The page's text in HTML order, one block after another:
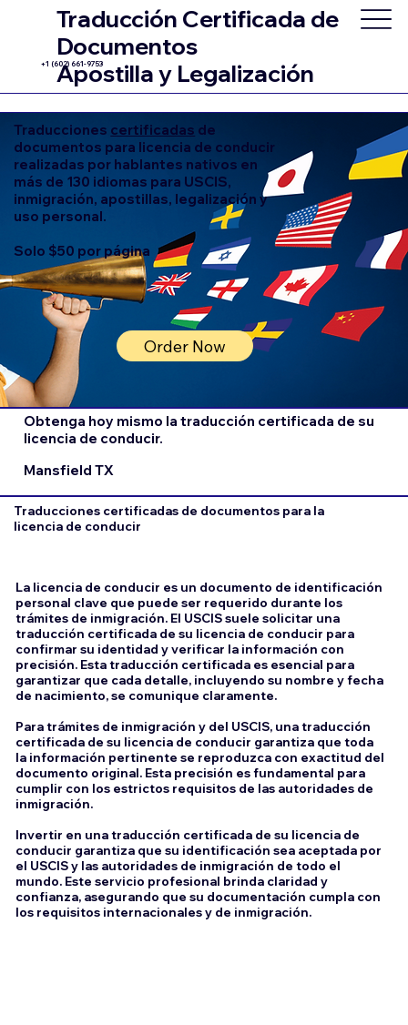
Traducción Certificada de
Documentos
Apostilla y Legalización
+1 (602) 661-9753
Traducciones certificadas de
documentos para licencia de conducir
realizadas por hablantes nativos en
más de 130 idiomas para USCIS,
inmigración, apostillas, legalización y
uso personal.
Solo $50 por página
Order Now
Obtenga hoy mismo la traducción certificada de su
licencia de conducir.
Mansfield TX
Traducciones certificadas de documentos para la
licencia de conducir
La licencia de conducir es un documento de identificación
personal clave que puede ser requerido durante los
trámites de inmigración. El USCIS suele solicitar una
traducción certificada de su licencia de conducir para
confirmar su identidad y verificar la información con
precisión. Esta traducción certificada es esencial para
garantizar que cada detalle, incluyendo su nombre y fecha
de nacimiento, se comunique claramente.
Para trámites de inmigración y del USCIS, una traducción
certificada de su licencia de conducir garantiza que toda
la información pertinente se reproduzca con exactitud del
documento original. Esta precisión es fundamental para
cumplir con los estrictos requisitos de las autoridades de
inmigración.
Invertir en una traducción certificada de su licencia de
conducir garantiza que su identificación sea aceptada por
el USCIS y las autoridades de inmigración de todo el
mundo. Este servicio profesional brinda claridad y
confianza, asegurando que su documentación cumpla con
los requisitos internacionales y de inmigración.